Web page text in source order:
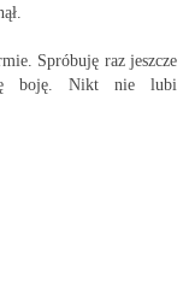
Spróbuję raz jeszcze
boję. Nikt nie lubi